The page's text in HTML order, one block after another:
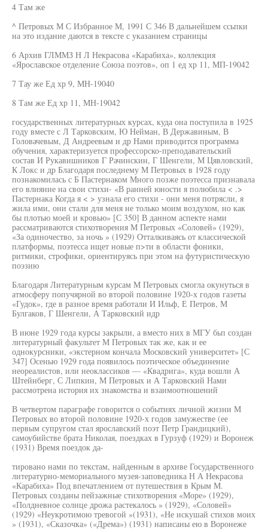
4 Там же
^ Петровых М С Избранное М, 1991 С 346 В дальнейшем ссьпки
на это издание даются в тексте с указанием страницы
6 Архив ГЛММЗ Н Л Некрасова «Карабиха», коллекция
«Ярославское отделение Союза поэтов», оп 1 ед хр 11, МП-19042
7 Тау же Ед хр 9, МН-19040
8 Там же Ед хр 11, МН-19042
государственных литературных курсах, куда она поступила в 1925
году вместе с Л Тарковским, Ю Нейман, В Державиным, В
Головачевым, Д Андреевым и др Нами приводится программа
обучения, характеризуется профессорско-преподавательский
состав И Рукавишников Г Рачинскин, Г Шенгели, М Цявловский,
К Локс и др Благодаря последнему М Петровых в 1928 году
познакомилась с Б Пастернаком Много позже поэтесса признавала
его влияние на свои стихи- «В ранней юности я полюбила < .>
Пастернака Когда я < > узнала его стихи - они меня потрясли, я
жила ими, они стали для меня не только моим воздухом, но как
бы плотью моей и кровью» [С 350] В данном аспекте нами
рассматриваются стихотворения М Петровых «Соловей» (1929),
«За одиночество, за ночь » (1929) Отталкиваясь от классической
платформы, поэтесса ищет новые п>ти в области фоники,
ритмики, строфики, ориентируясь при этом на футуристическую
поэзию
Благодаря Литературным курсам М Петровых смогла окунуться в
атмосферу попучярной во второй половине 1920-х годов газеты
«Гудок», где в разное время работали И Ильф, Е Петров, М
Булгаков, Г Шенгели, А Тарковский идр
В июне 1929 года курсы закрыли, а вместо них в МГУ бьп создан
литературный факультет М Петровых так же, как и ее
однокурсники, «экстерном кончала Московский университет» [С
347] Осенью 1929 года появилось поэтическое объединение
неореалистов, или неоклассиков — «Квадрига», куда вошли А
Штейнберг, С Липкин, М Петровых и А Тарковский Нами
рассмотрена история их знакомства и взаимоотношений
В четвертом параграфе говорится о событиях личной жизни М
Петровых во второй половине 1920-х годов замужестве (ее
первым супругом стал ярославский поэт Петр Грандицкий),
самоубийстве брата Николая, поездках в Гурзуф (1929) и Воронеж
(1931) Время поездок да-
тировано нами по текстам, найденным в архиве Государственного
литературно-мемориального музея-заповедника Н А Некрасова
«Карабиха» Под впечатлением от путешествия в Крым М.
Петровых созданы пейзажные стихотворения «Море» (1929),
«Полдневное солнце дрожа растекалось » (1929), «Соловей»
(1929) «Неукротимою тревогой »(1931), «Не искушай стихов моих
» (1931), «Сказочка» («Дрема») (1931) написаны ею в Воронеже